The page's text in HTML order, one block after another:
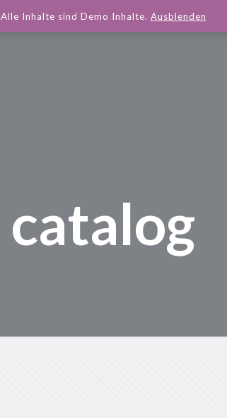
catalog
Alle Inhalte sind Demo Inhalte. Ausblenden